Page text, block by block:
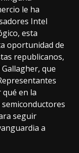
le ha
Intel
esta
oportunidad de
republicanos,
que
en la
seguir
a